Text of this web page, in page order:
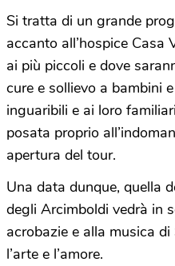
Si tratta di un grande
accanto all’hospice Casa
ai più piccoli e dove
cure e sollievo a bambini
inguaribili e ai loro
posata proprio
apertura del tour.
Una data dunque, quella
degli Arcimboldi vedrà in
acrobazie e alla musica di
l’arte e l’amore.